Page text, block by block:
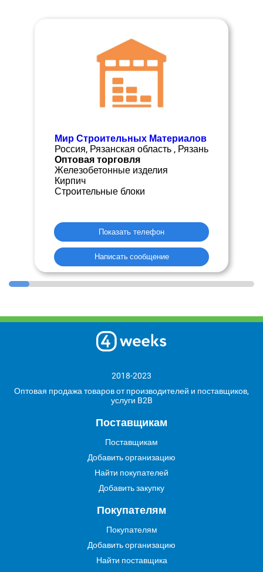
Мир Строительных Материалов
Россия, Рязанская область , Рязань
Оптовая торговля
Железобетонные изделия
Кирпич
Строительные блоки
Показать телефон
Написать сообщение
2018-2023
Оптовая продажа товаров от производителей и поставщиков,
услуги B2B
Поставщикам
Поставщикам
Добавить организацию
Найти покупателей
Добавить закупку
Покупателям
Покупателям
Добавить организацию
Найти поставщика